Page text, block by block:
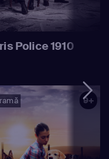
Police 1910
9+